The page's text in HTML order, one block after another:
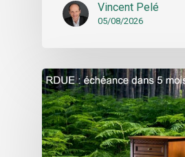
Vincent Pelé
05/08/2026